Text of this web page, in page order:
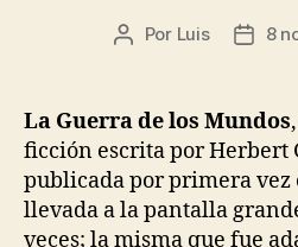
Autor
entrada
Por Luis
Fecha
8
La Guerra de los Mundos
ficción escrita por Herbert
publicada por primera vez
llevada a la pantalla
veces; la misma que fue